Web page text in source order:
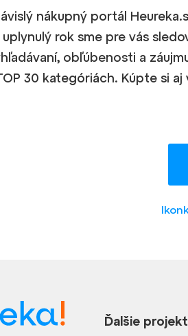
nákupný portál
uplynulý rok sme pre vás
obľúbenosti a
30 kategóriách. Kúpte si
Ďalšie